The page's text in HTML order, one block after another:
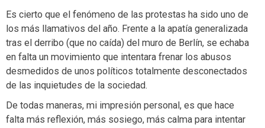
Es cierto que el fenómeno de las protestas ha sido uno de
los más llamativos del año. Frente a la apatía generalizada
tras el derribo (que no caída) del muro de Berlín, se echaba
en falta un movimiento que intentara frenar los abusos
desmedidos de unos políticos totalmente desconectados
de las inquietudes de la sociedad.
De todas maneras, mi impresión personal, es que hace
falta más reflexión, más sosiego, más calma para intentar